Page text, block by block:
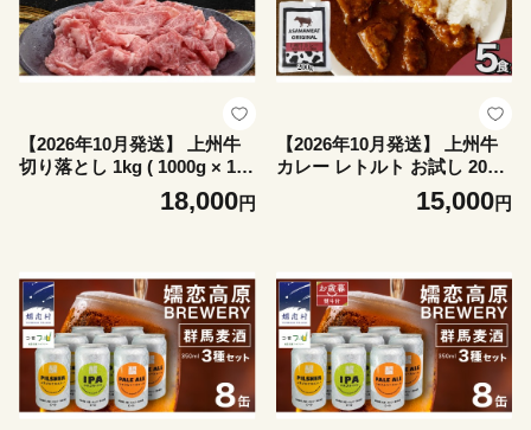
【2026年10月発送】 上州牛
切り落とし 1kg ( 1000g × 1パ
ック ) 上州牛 切り落とし 牛
肉 冷凍 真空パック 群馬 国産
正月 [AH027tu]
18,000円
【2026年10月発送】 上州牛
カレー レトルト お試し 200g
× 5パック 嬬恋キャベツ使用
レトルトカレー 食べ比べ レ
ーリングストック 非常食 防
災 キャンプ 詰め合わせ 牛肉
洋食 クリスマス お正月 [AH0
63tu]
15,000円